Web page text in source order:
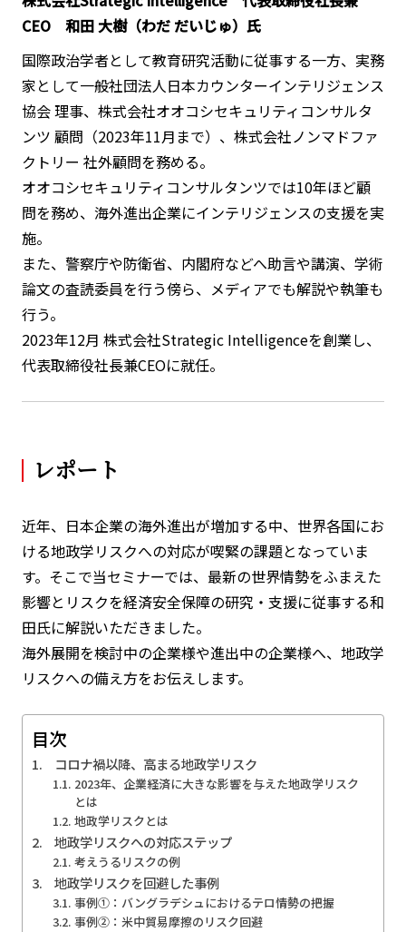
CEO 和田 大樹（わだ だいじゅ）氏
国際政治学者として教育研究活動に従事する一方、実務
家として一般社団法人日本カウンターインテリジェンス
協会 理事、株式会社オオコシセキュリティコンサルタ
ンツ 顧問（2023年11月まで）、株式会社ノンマドファ
クトリー 社外顧問を務める。
オオコシセキュリティコンサルタンツでは10年ほど顧
問を務め、海外進出企業にインテリジェンスの支援を実
施。
また、警察庁や防衛省、内閣府などへ助言や講演、学術
論文の査読委員を行う傍ら、メディアでも解説や執筆も
行う。
2023年12月 株式会社Strategic Intelligenceを創業し、
代表取締役社長兼CEOに就任。
レポート
近年、日本企業の海外進出が増加する中、世界各国にお
ける地政学リスクへの対応が喫緊の課題となっていま
す。そこで当セミナーでは、最新の世界情勢をふまえた
影響とリスクを経済安全保障の研究・支援に従事する和
田氏に解説いただきました。
海外展開を検討中の企業様や進出中の企業様へ、地政学
リスクへの備え方をお伝えします。
目次
コロナ禍以降、高まる地政学リスク
2023年、企業経済に大きな影響を与えた地政学リスク
とは
地政学リスクとは
地政学リスクへの対応ステップ
考えうるリスクの例
地政学リスクを回避した事例
事例①：バングラデシュにおけるテロ情勢の把握
事例②：米中貿易摩擦のリスク回避